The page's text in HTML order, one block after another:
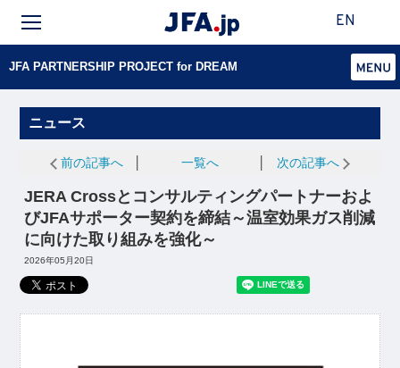
EN
JFA PARTNERSHIP PROJECT for DREAM
ニュース
前の記事へ 一覧へ 次の記事へ
JERA Crossとコンサルティングパートナーおよ
びJFAサポーター契約を締結～温室効果ガス削減
に向けた取り組みを強化～
2026年05月20日